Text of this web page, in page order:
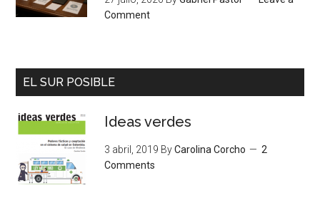
Comment
EL SUR POSIBLE
Ideas verdes
3 abril, 2019 ByCarolina Corcho
2
Comments